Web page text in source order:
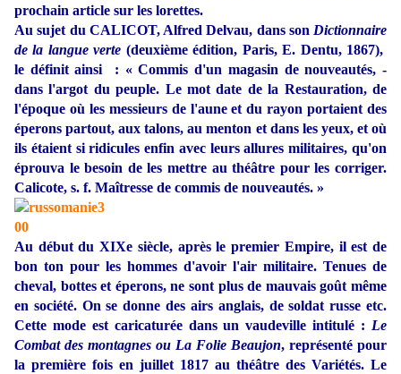
prochain article sur les lorettes.
Au sujet du CALICOT, Alfred Delvau, dans son Dictionnaire
de la langue verte (deuxième édition, Paris, E. Dentu, 1867),
le définit ainsi : « Commis d'un magasin de nouveautés, -
dans l'argot du peuple. Le mot date de la Restauration, de
l'époque où les messieurs de l'aune et du rayon portaient des
éperons partout, aux talons, au menton et dans les yeux, et où
ils étaient si ridicules enfin avec leurs allures militaires, qu'on
éprouva le besoin de les mettre au théâtre pour les corriger.
Calicote, s. f. Maîtresse de commis de nouveautés. »
Au début du XIXe siècle, après le premier Empire, il est de
bon ton pour les hommes d'avoir l'air militaire. Tenues de
cheval, bottes et éperons, ne sont plus de mauvais goût même
en société. On se donne des airs anglais, de soldat russe etc.
Cette mode est caricaturée dans un vaudeville intitulé : Le
Combat des montagnes ou La Folie Beaujon, représenté pour
la première fois en juillet 1817 au théâtre des Variétés. Le